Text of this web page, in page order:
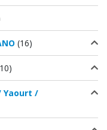
(16)
Yaourt /